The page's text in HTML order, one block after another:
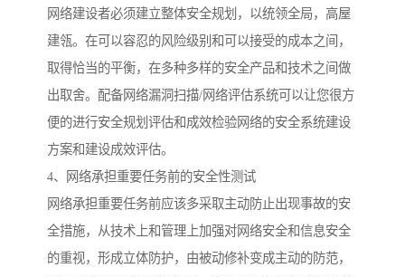
网络建设者必须建立整体安全规划，以统领全局，高屋
建瓴。在可以容忍的风险级别和可以接受的成本之间，
取得恰当的平衡，在多种多样的安全产品和技术之间做
出取舍。配备网络漏洞扫描/网络评估系统可以让您很方
便的进行安全规划评估和成效检验网络的安全系统建设
方案和建设成效评估。
4、网络承担重要任务前的安全性测试
网络承担重要任务前应该多采取主动防止出现事故的安
全措施，从技术上和管理上加强对网络安全和信息安全
的重视，形成立体防护，由被动修补变成主动的防范，